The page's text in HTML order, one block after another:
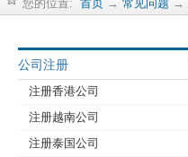
您的位置: 首页 → 常见问题 →
公司注册
注册香港公司
注册越南公司
注册泰国公司